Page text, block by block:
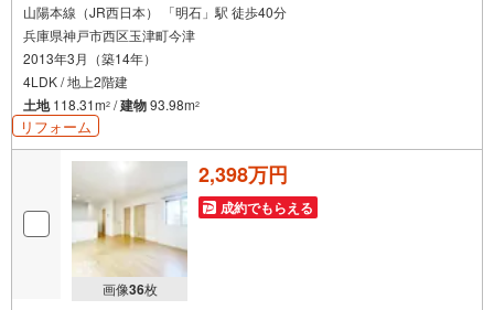
山陽本線（JR西日本） 「明石」駅 徒歩40分
兵庫県神戸市西区玉津町今津
2013年3月（築14年）
4LDK / 地上2階建
土地118.31m2 /建物93.98m2
リフォーム
画像36枚
2,398万円
成約でもらえる